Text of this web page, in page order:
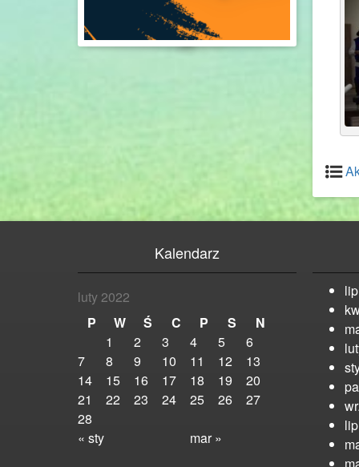
Kalendarz
luty 2022
P
W Ś C P S N
« sty mar »
1 2 3 4 5
6
7
8 9 10 11 12
13
14
15 16 17 18 19
20
21
22 23 24 25 26
27
28